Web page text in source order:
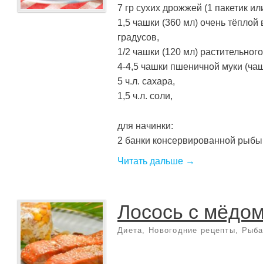
7 гр сухих дрожжей (1 пакетик
1,5 чашки (360 мл) очень
градусов,
1/2 чашки (120 мл)
4-4,5 чашки пшеничной муки
5 ч.л. сахара,
1,5 ч.л. соли,
для начинки:
2 банки консервированной рыбы
Читать дальше →
Лосось с
Диета, Новогодние рецепты,